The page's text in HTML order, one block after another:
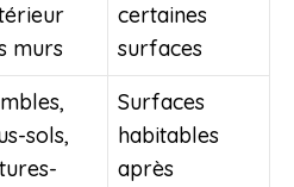
murs
certaines
surfaces
sols,
Surfaces
habitables
après